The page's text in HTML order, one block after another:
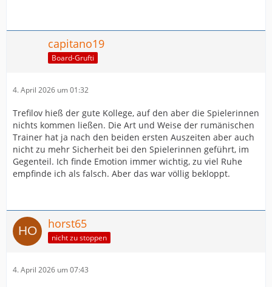
capitano19
Board-Grufti
4. April 2026 um 01:32
Trefilov hieß der gute Kollege, auf den aber die Spielerinnen
nichts kommen ließen. Die Art und Weise der rumänischen
Trainer hat ja nach den beiden ersten Auszeiten aber auch
nicht zu mehr Sicherheit bei den Spielerinnen geführt, im
Gegenteil. Ich finde Emotion immer wichtig, zu viel Ruhe
empfinde ich als falsch. Aber das war völlig bekloppt.
horst65
nicht zu stoppen
4. April 2026 um 07:43